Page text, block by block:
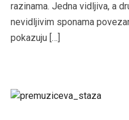
razinama. Jedna vidljiva, a
nevidljivim sponama
pokazuju […]